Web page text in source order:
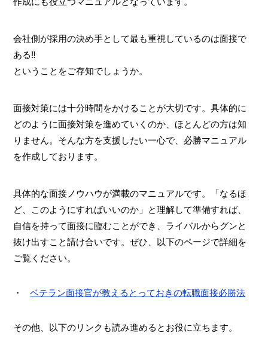
会社側が採用の決め手として最も重視しているのは面接で
ある‼
ということをご存知でしょうか。
面接対策には十分時間をかけることが大切です。具体的に
どのように面接対策を進めていくのか、ほとんどの方は知
りません。そんな方を支援したい一心で、必勝マニュアル
を作成しております。
具体的な面接ノウハウが満載のマニュアルです。「なるほ
ど、このようにすればいいのか」と理解して準備すれば、
自信を持って面接に臨むことができ、ライバルからグンと
抜け出すこと請け合いです。ぜひ、以下のページで詳細を
ご覧ください。
ベテラン面接官が教えるとっておきの転職面接必勝法
その他、以下のリンクも読み進めるとお役に立ちます。